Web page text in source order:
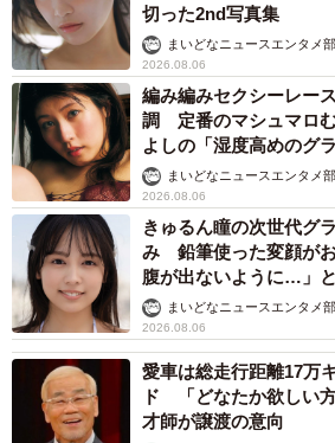
切った2nd写真集
まいどなニュースエンタメ部
2026.08.06
編み編みセクシーレー
調 定番のマシュマロ
よしの「湿度高めのグ
まいどなニュースエンタメ部
2026.08.06
きゅるん瞳の次世代グ
み 鉛筆使った変顔が
腹が出ないように…」
まいどなニュースエンタメ部
2026.08.06
愛車は総走行距離17万
ド 「どなたか欲しい
才師が譲渡の意向